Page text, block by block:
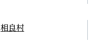
相良村